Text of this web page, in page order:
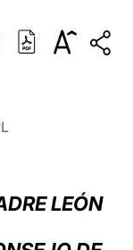
ITALIANO
العربيّةLEÓN